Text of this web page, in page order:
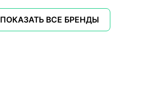
ПОКАЗАТЬ ВСЕ БРЕНДЫ